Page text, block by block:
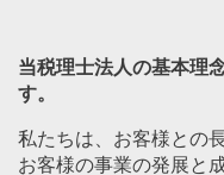
当税理士法人の基本理
す。
私たちは、お客様との
お客様の事業の発展と